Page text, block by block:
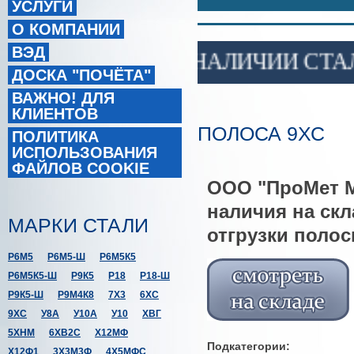
В НАЛИЧИИ СТАЛЬ
ПОЛОСА 9ХС
ООО "ПроМет
наличия на
отгрузки
Подкатегории:
УСЛУГИ
О КОМПАНИИ
ВЭД
ДОСКА "ПОЧЁТА"
ВАЖНО! ДЛЯ
КЛИЕНТОВ
ПОЛИТИКА
ИСПОЛЬЗОВАНИЯ
ФАЙЛОВ COOKIE
МАРКИ СТАЛИ
Р6М5 Р6М5-Ш
Р6М5К5
Р6М5К5-Ш
Р9К5 Р18
Р18-Ш
Р9К5-Ш
Р9М4К8 7Х3
6ХС
9ХС
У8А У10А У10
ХВГ
5ХНМ
6ХВ2С
Х12МФ
Х12Ф1
3Х3М3Ф 4Х5МФС